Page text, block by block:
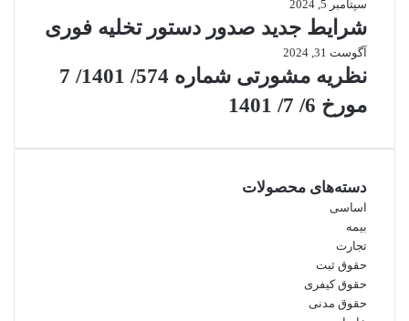
سپتامبر 5, 2024
شرایط جدید صدور دستور تخلیه فوری
آگوست 31, 2024
نظریه مشورتی شماره 574/ 1401/ 7
مورخ 6/ 7/ 1401
دسته‌های محصولات
اساسی
بیمه
تجارت
حقوق ثبت
حقوق کیفری
حقوق مدنی